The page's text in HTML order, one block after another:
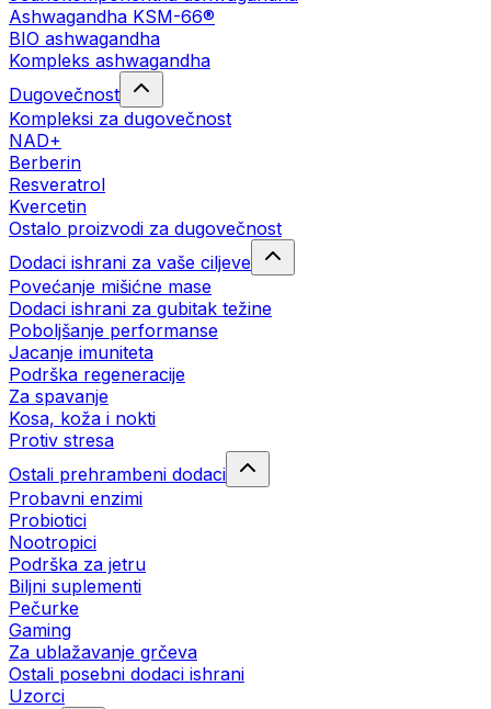
Ashwagandha KSM-66®
BIO ashwagandha
Kompleks ashwagandha
Dugovečnost
Kompleksi za dugovečnost
NAD+
Berberin
Resveratrol
Kvercetin
Ostalo proizvodi za dugovečnost
Dodaci ishrani za vaše ciljeve
Povećanje mišićne mase
Dodaci ishrani za gubitak težine
Poboljšanje performanse
Jacanje imuniteta
Podrška regeneracije
Za spavanje
Kosa, koža i nokti
Protiv stresa
Ostali prehrambeni dodaci
Probavni enzimi
Probiotici
Nootropici
Podrška za jetru
Biljni suplementi
Pečurke
Gaming
Za ublažavanje grčeva
Ostali posebni dodaci ishrani
Uzorci